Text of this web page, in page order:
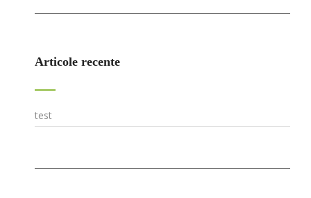
Articole recente
test